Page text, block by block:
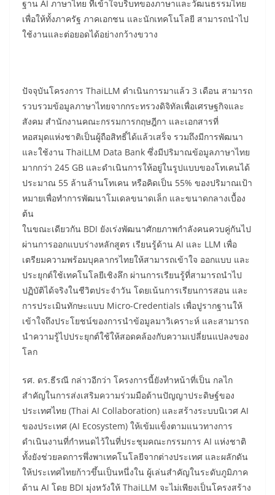
ฐาน AI ภาษาไทย ที่เข้าใจบริบทของภาษาและวัฒนธรรมไทย
เพื่อให้ทั้งภาครัฐ ภาคเอกชน และนักเทคโนโลยี สามารถนำไป
ใช้งานและต่อยอดได้อย่างกว้างขวาง
ปัจจุบันโครงการ ThaiLLM ดำเนินการมาแล้ว 3 เดือน สามารถ
รวบรวมข้อมูลภาษาไทยจากกระทรวงดิจิทัลเพื่อเศรษฐกิจและ
สังคม สำนักงานคณะกรรมการกฤษฎีกา และเอกสารที่
หอสมุดแห่งชาติเป็นผู้ถือสิทธิ์ได้แล้วเสร็จ รวมถึงมีการพัฒนา
และใช้งาน ThaiLLM Data Bank ซึ่งมีปริมาณข้อมูลภาษาไทย
มากกว่า 245 GB และดำเนินการให้อยู่ในรูปแบบของโทเคนได้
ประมาณ 55 ล้านล้านโทเคน หรือคิดเป็น 55% ของปริมาณเป้า
หมายเพื่อทำการพัฒนาโมเดลขนาดเล็ก และขนาดกลางเบื้อง
ต้น
ในขณะเดียวกัน BDI ยังเร่งพัฒนาศักยภาพกำลังคนควบคู่กันไป
ผ่านการออกแบบร่างหลักสูตร เรียนรู้ด้าน AI และ LLM เพื่อ
เตรียมความพร้อมบุคลากรไทยให้สามารถเข้าใจ ออกแบบ และ
ประยุกต์ใช้เทคโนโลยีเชิงลึก ผ่านการเรียนรู้ที่สามารถนำไป
ปฏิบัติได้จริงในชีวิตประจำวัน โดยเน้นการเรียนการสอน และ
การประเมินทักษะแบบ Micro-Credentials เพื่อปูรากฐานให้
เข้าใจถึงประโยชน์ของการนำข้อมูลมาวิเคราะห์ และสามารถ
นำความรู้ไปประยุกต์ใช้ให้สอดคล้องกับความเปลี่ยนแปลงของ
โลก
รศ. ดร.ธีรณี กล่าวอีกว่า โครงการนี้ยังทำหน้าที่เป็น กลไก
สำคัญในการส่งเสริมความร่วมมือด้านปัญญาประดิษฐ์ของ
ประเทศไทย (Thai AI Collaboration) และสร้างระบบนิเวศ AI
ของประเทศ (AI Ecosystem) ให้เข้มแข็งตามแนวทางการ
ดำเนินงานที่กำหนดไว้ในที่ประชุมคณะกรรมการ AI แห่งชาติ
ทั้งยังช่วยลดการพึ่งพาเทคโนโลยีจากต่างประเทศ และผลักดัน
ให้ประเทศไทยก้าวขึ้นเป็นหนึ่งใน ผู้เล่นสำคัญในระดับภูมิภาค
ด้าน AI โดย BDI มุ่งหวังให้ ThaiLLM จะไม่เพียงเป็นโครงสร้าง